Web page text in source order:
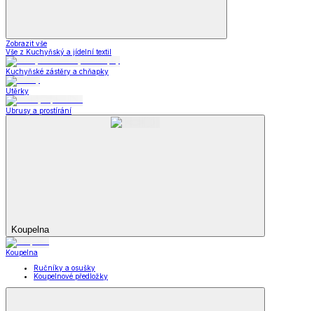
Zobrazit vše
Vše z Kuchyňský a jídelní textil
Kuchyňské zástěry a chňapky
Utěrky
Ubrusy a prostírání
Koupelna
Koupelna
Ručníky a osušky
Koupelnové předložky